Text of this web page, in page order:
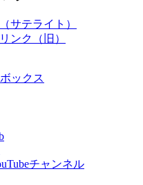
サテライト）
ンク（旧）
ックス
チャンネル